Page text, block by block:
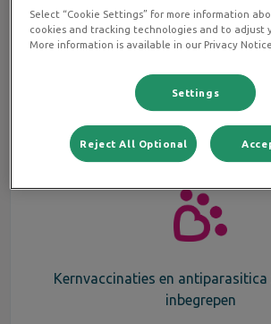
abonnement regel je eenvoudig alle
zorgmomenten voor je hond of kat
krijgt je dier altijd op tijd de juiste zorg.
Met het Dier en Zorg Plan profiteer je
Kernvaccinaties en
inbegrepen
Select “Cookie Settings” for more information
cookies and tracking technologies and to adjust
More information is available in our Privacy
Settings
Reject All Optional